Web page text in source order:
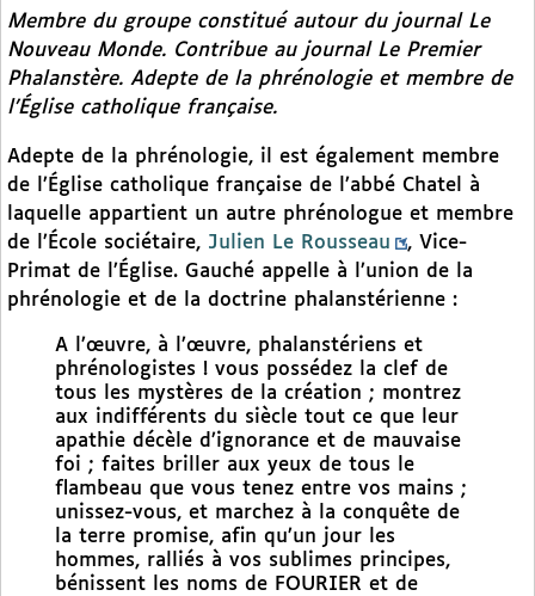
Membre du groupe constitué autour du journal Le
Nouveau Monde. Contribue au journal Le Premier
Phalanstère. Adepte de la phrénologie et membre de
l’Église catholique française.
Adepte de la phrénologie, il est également membre
de l’Église catholique française de l’abbé Chatel à
laquelle appartient un autre phrénologue et membre
de l’École sociétaire, Julien Le Rousseau
, Vice-
Primat de l’Église. Gauché appelle à l’union de la
phrénologie et de la doctrine phalanstérienne :
A l’œuvre, à l’œuvre, phalanstériens et
phrénologistes ! vous possédez la clef de
tous les mystères de la création ; montrez
aux indifférents du siècle tout ce que leur
apathie décèle d’ignorance et de mauvaise
foi ; faites briller aux yeux de tous le
flambeau que vous tenez entre vos mains ;
unissez-vous, et marchez à la conquête de
la terre promise, afin qu’un jour les
hommes, ralliés à vos sublimes principes,
bénissent les noms de FOURIER et de